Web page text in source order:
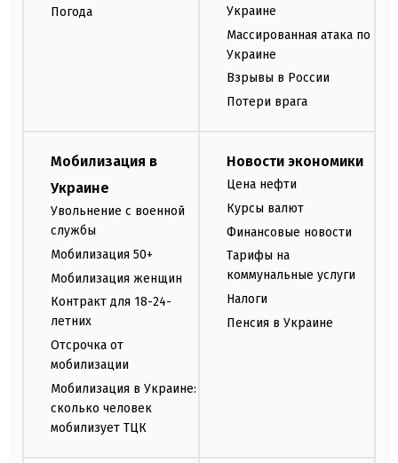
Погода
Украине
Массированная атака по
Украине
Взрывы в России
Потери врага
Мобилизация в
Украине
Увольнение с военной
службы
Мобилизация 50+
Мобилизация женщин
Контракт для 18-24-
летних
Отсрочка от
мобилизации
Мобилизация в Украине:
сколько человек
мобилизует ТЦК
Новости экономики
Цена нефти
Курсы валют
Финансовые новости
Тарифы на
коммунальные услуги
Налоги
Пенсия в Украине